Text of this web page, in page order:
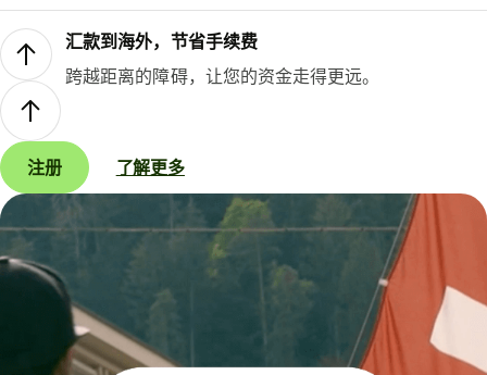
汇款到海外，节省手续费
跨越距离的障碍，让您的资金走得更远。
注册 了解更多